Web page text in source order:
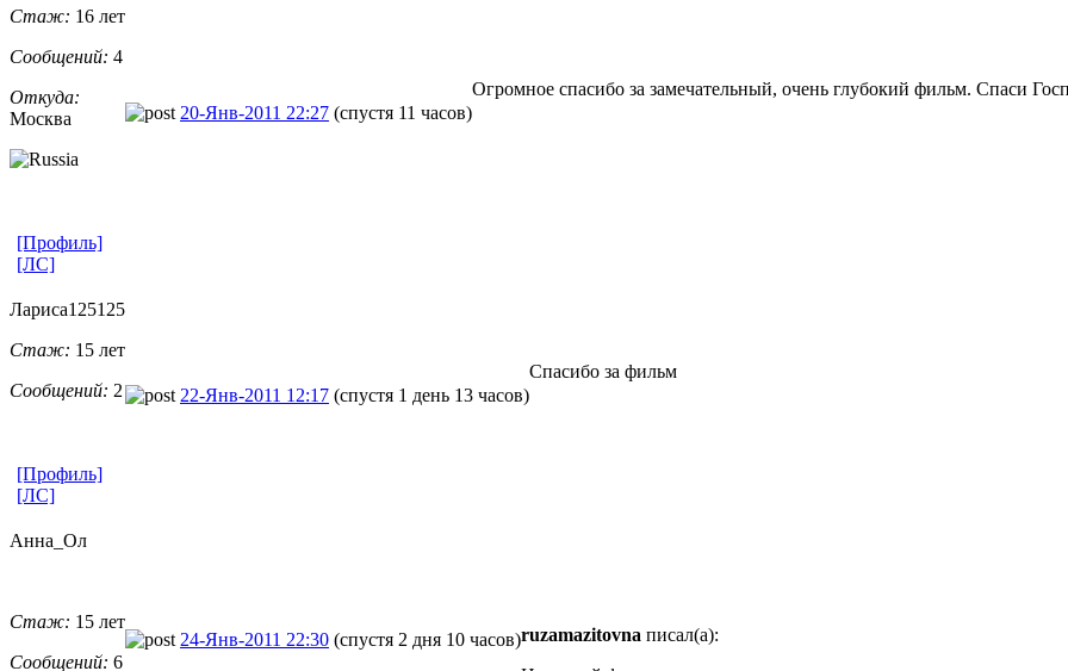
Стаж: 16 лет
Сообщений: 4
Откуда:
Москва
20-Янв-2011 22:27 (спустя 11 часов)
Огромное спасибо за замечательный, очень глубокий фильм. Спаси
[Профиль]
[ЛС]
Лариса125125
Стаж: 15 лет
Сообщений: 2 22-Янв-2011 12:17 (спустя 1 день 13 часов)
Спасибо за фильм
[Профиль]
[ЛС]
Анна_Ол
Стаж: 15 лет
Сообщений: 6
24-Янв-2011 22:30 (спустя 2 дня 10 часов)ruzamazitovna писал(а):